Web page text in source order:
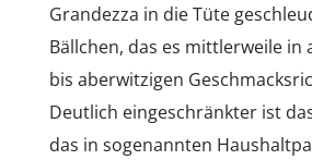
Grandezza in die Tüte
Bällchen, das es mittlerweile in
bis aberwitzigen
Deutlich eingeschränkter ist
das in sogenannten